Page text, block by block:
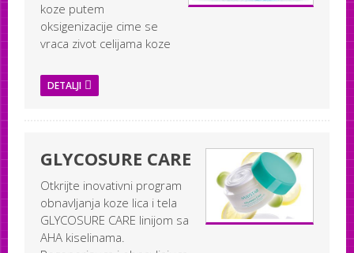
koze putem
oksigenizacije cime se
vraca zivot celijama koze
DETALJI
GLYCOSURE CARE
Otkrijte inovativni program
obnavljanja koze lica i tela
GLYCOSURE CARE linijom sa
AHA kiselinama.